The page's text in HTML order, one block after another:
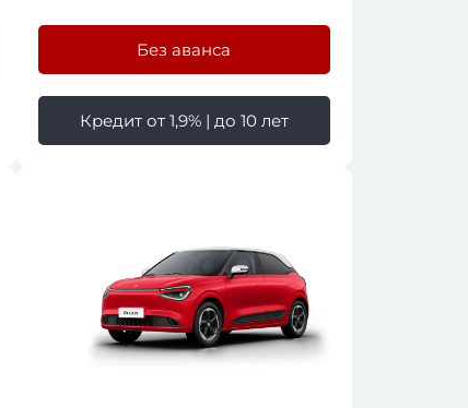
Без аванса
Кредит от 1,9% | до 10 лет